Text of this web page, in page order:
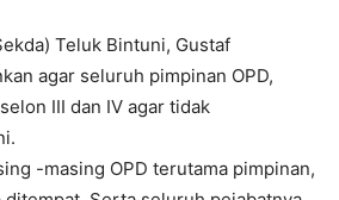
Teluk Bintuni, Gustaf
agar seluruh pimpinan OPD,
III dan IV agar tidak
-masing OPD terutama pimpinan,